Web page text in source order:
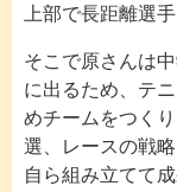
上部で長距離選
そこで原さんは
に出るため、テ
めチームをつく
選、レースの戦
自ら組み立てて